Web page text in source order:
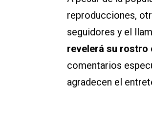
reproducciones,
seguidores y el
revelerá su rostro
comentarios
agradecen el